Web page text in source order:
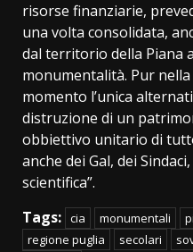
risorse finanziarie,
una volta consolidata,
dal territorio della Piana
monumentalità. Pur
momento l’unica
distruzione di un
obbiettivo unitario di
anche dei Gal, dei
scientifica”.
Tags: cia monumentali
regione puglia
secolari